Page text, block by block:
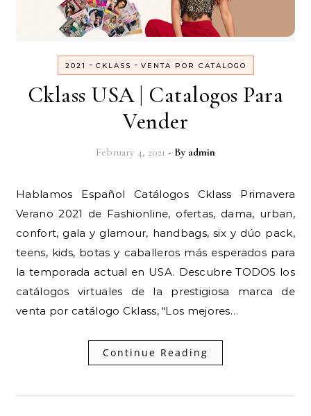
2021 - CKLASS - VENTA POR CATALOGO
Cklass USA | Catalogos Para
Vender
February 4, 2021 - By admin
Hablamos Español Catálogos Cklass Primavera
Verano 2021 de Fashionline, ofertas, dama, urban,
confort, gala y glamour, handbags, six y dúo pack,
teens, kids, botas y caballeros más esperados para
la temporada actual en USA. Descubre TODOS los
catálogos virtuales de la prestigiosa marca de
venta por catálogo Cklass, “Los mejores…
Continue Reading